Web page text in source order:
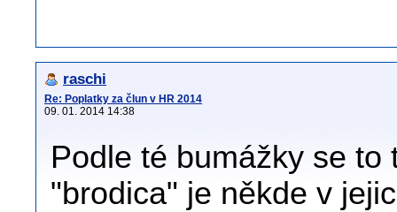
raschi
Re: Poplatky za člun v HR 2014
09. 01. 2014 14:38
Podle té bumážky se
"brodica" je někde v